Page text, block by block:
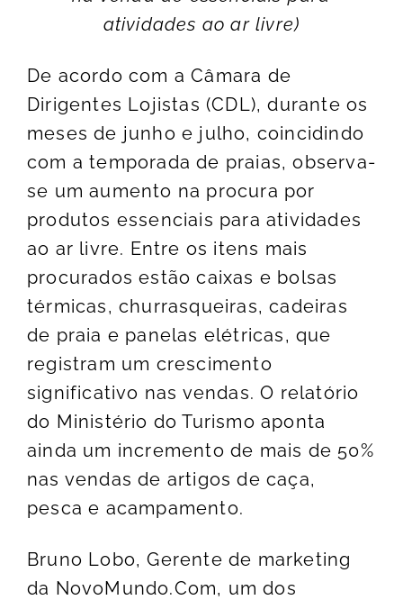
atividades ao ar livre)
De acordo com a Câmara de
Dirigentes Lojistas (CDL), durante os
meses de junho e julho, coincidindo
com a temporada de praias, observa-
se um aumento na procura por
produtos essenciais para atividades
ao ar livre. Entre os itens mais
procurados estão caixas e bolsas
térmicas, churrasqueiras, cadeiras
de praia e panelas elétricas, que
registram um crescimento
significativo nas vendas. O relatório
do Ministério do Turismo aponta
ainda um incremento de mais de 50%
nas vendas de artigos de caça,
pesca e acampamento.
Bruno Lobo, Gerente de marketing
da NovoMundo.Com, um dos